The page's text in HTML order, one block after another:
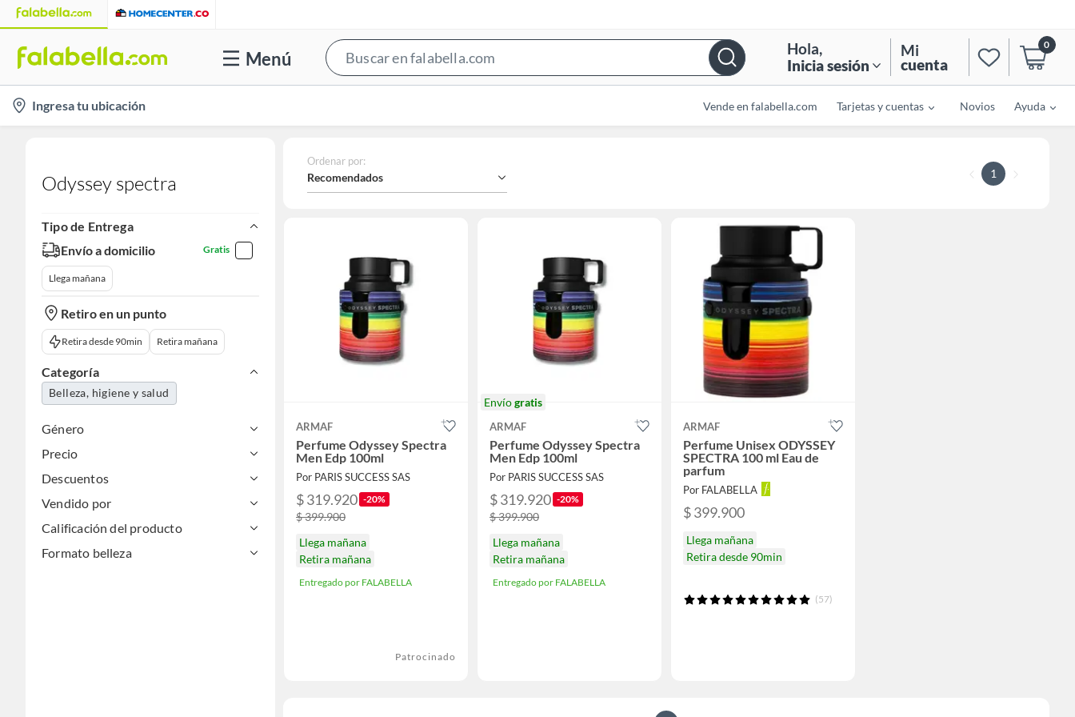
Menú
Bar
Hola,
Inicia sesión
Mi
cuenta
0
location-
icon
Ingresa tu ubicación Vende en falabella.com Tarjetas y cuentas Novios Ayuda
Odyssey spectra
Tipo de Entrega
Envío a domicilio
Gratis
Llega mañana
Retiro en un punto
Retira desde 90min Retira mañana
Categoría
Belleza, higiene y salud
Género
Precio
Descuentos
Vendido por
Calificación del producto
Formato belleza
Ordenar por:
Recomendados 1
ARMAF
Perfume Odyssey Spectra
Men Edp 100ml
Por PARIS SUCCESS SAS
$ 319.920 -20%
$ 399.900
Llega mañana
Retira mañana
Entregado por FALABELLA
Patrocinado
Envíogratis
ARMAF
Perfume Odyssey Spectra
Men Edp 100ml
Por PARIS SUCCESS SAS
$ 319.920 -20%
$ 399.900
Llega mañana
Retira mañana
Entregado por FALABELLA
ARMAF
Perfume Unisex ODYSSEY
SPECTRA 100 ml Eau de
parfum
Por FALABELLA
$ 399.900
Llega mañana
Retira desde 90min
(57)